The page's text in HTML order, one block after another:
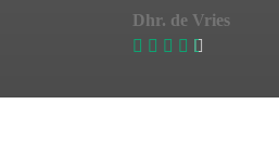
Dhr. de Vries